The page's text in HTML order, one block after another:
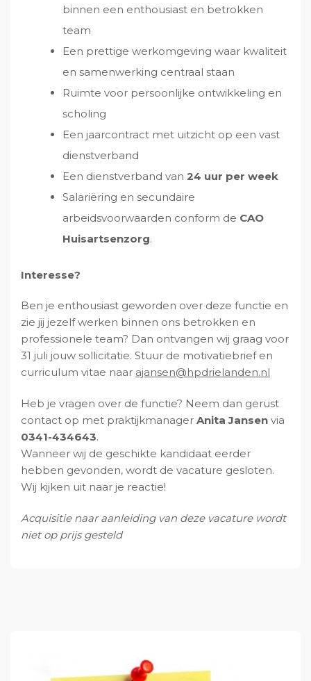
binnen een enthousiast en betrokken
team
Een prettige werkomgeving waar kwaliteit
en samenwerking centraal staan
Ruimte voor persoonlijke ontwikkeling en
scholing
Een jaarcontract met uitzicht op een vast
dienstverband
Een dienstverband van 24 uur per week
Salariëring en secundaire
arbeidsvoorwaarden conform de CAO
Huisartsenzorg.
Interesse?
Ben je enthousiast geworden over deze functie en
zie jij jezelf werken binnen ons betrokken en
professionele team? Dan ontvangen wij graag voor
31 juli jouw sollicitatie. Stuur de motivatiebrief en
curriculum vitae naar ln.nednaleirdph@nesnaja
Heb je vragen over de functie? Neem dan gerust
contact op met praktijkmanager Anita Jansen via
0341-434643.
Wanneer wij de geschikte kandidaat eerder
hebben gevonden, wordt de vacature gesloten.
Wij kijken uit naar je reactie!
Acquisitie naar aanleiding van deze vacature wordt
niet op prijs gesteld